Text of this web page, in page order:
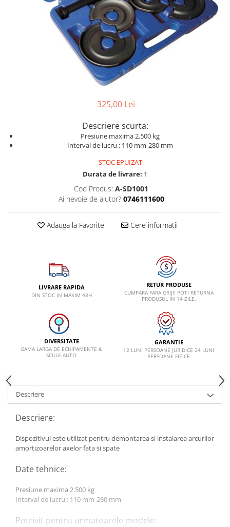
Dispozitive pentru anvelope
Alternator, Fulie
Mercedes-Benz
Saab
Dispozitive magnetice, oglinzi,
325,00 Lei
Descriere scurta:
Presiune maxima 2.500 kg
Interval de lucru : 110 mm-280 mm
STOC EPUIZAT
Durata de livrare: 1
Cod Produs: A-SD1001
Ai nevoie de ajutor? 0746111600
Adauga la Favorite Cere informatii
LIVRARE RAPIDA
DIN STOC IN MAXIM 48H
RETUR PRODUSE
CUMPARA FARA GRIJI! POTI RETURNA
PRODUSUL IN 14 ZILE.
DIVERSITATE
GAMA LARGA DE ECHIPAMENTE &
SCULE AUTO
GARANTIE
12 LUNI PERSOANE JURIDICE 24 LUNI
PERSOANE FIZICE
Descriere
Descriere:
Dispozitivul este utilizat pentru demontarea si instalarea arcurilor
amortizoarelor axelor fata si spate
Date tehnice:
Presiune maxima 2.500 kg
Interval de lucru : 110 mm-280 mm
Potrivit pentru urmatoarele modele: